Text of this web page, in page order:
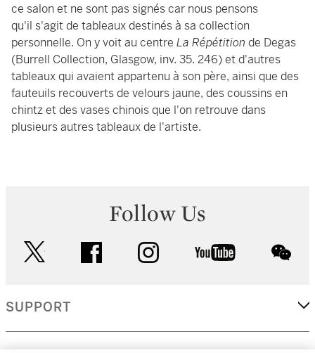
ce salon et ne sont pas signés car nous pensons
qu'il s'agit de tableaux destinés à sa collection
personnelle. On y voit au centre La Répétition de Degas
(Burrell Collection, Glasgow, inv. 35. 246) et d'autres
tableaux qui avaient appartenu à son père, ainsi que des
fauteuils recouverts de velours jaune, des coussins en
chintz et des vases chinois que l'on retrouve dans
plusieurs autres tableaux de l'artiste.
Follow Us
facebook instagram youtube
SUPPORT